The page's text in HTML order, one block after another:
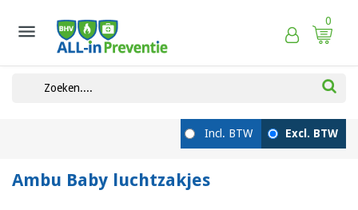
 0
Ambu Baby luchtzakjes